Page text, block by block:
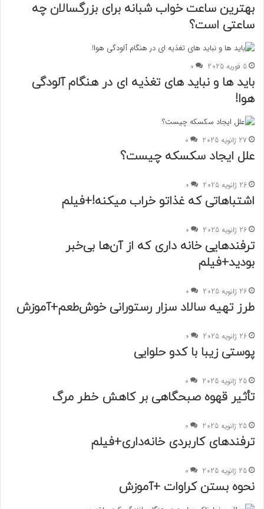
بهترین ساعت خواب شبانه برای بزرگسالان چه
ساعتی است؟
5 فوریه 2025 0
باید ها و نباید های تغذیه ای در هنگام آلودگی
هوا!
27 ژانویه 2025 0
علل ایجاد سکسکه چیست؟
26 ژانویه 2025 0
اشتباهاتی که غذاتو خراب میکنه!+فیلم
26 ژانویه 2025 0
ترفندهایی خانه داری که از آن‌ها بی‌خبر
بودید+فیلم
26 ژانویه 2025 0
طرز تهیه سالاد سزار رستورانی خوش‌طعم+آموزش
26 ژانویه 2025 0
پوستی زیبا با کدو حلوایی
25 ژانویه 2025 0
تأثیر قهوه صبحگاهی بر کاهش خطر مرگ
25 ژانویه 2025 0
ترفندهای کاربردی خانه‌داری+فیلم
25 ژانویه 2025 0
نحوه بستن کراوات +آموزش